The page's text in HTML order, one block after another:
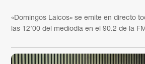
«Domingos Laicos» se emite en directo
las 12’00 del mediodía en el 90.2 de la